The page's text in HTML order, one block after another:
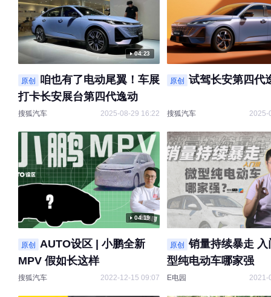
04:23
原创
咱也有了电动尾翼！车展
打卡长安展台第四代逸动
搜狐汽车 2025-08-29 16:22
原创 试驾长安第四代
搜狐汽车 2025-
04:19
原创
AUTO设区 | 小鹏全新
MPV 假如长这样
搜狐汽车 2022-12-15 09:07
原创
销量持续暴走 入
型纯电动车哪家强
E电园 2021-